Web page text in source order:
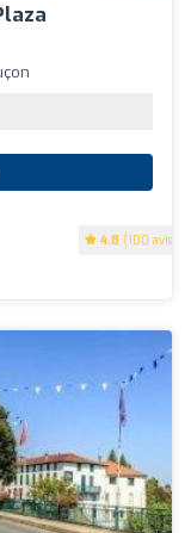
4.8 (100 avis)